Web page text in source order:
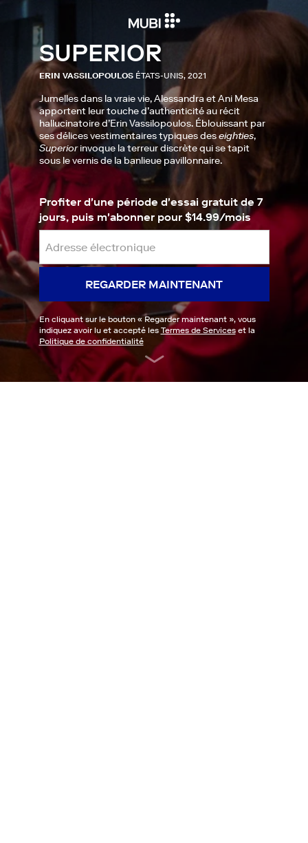
SUPERIOR
ERIN VASSILOPOULOS ÉTATS-UNIS, 2021
Jumelles dans la vraie vie, Alessandra et Ani Mesa
apportent leur touche d’authenticité au récit
hallucinatoire d’Erin Vassilopoulos. Éblouissant par
ses délices vestimentaires typiques deseighties,
Superiorinvoque la terreur discrète qui se tapit
sous le vernis de la banlieue pavillonnaire.
Profiter d'une période d'essai gratuit de 7
jours, puis m'abonner pour $14.99/mois
REGARDER MAINTENANT
En cliquant sur le bouton «Regarder maintenant», vous
indiquez avoir lu et accepté les Termes de Serviceset la
Politique de confidentialité